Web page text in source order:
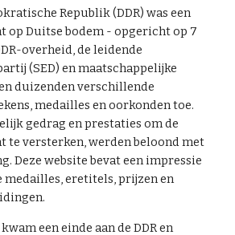
Republik (DDR) was een
op Duitse bodem - opgericht op 7
overheid, de leidende
(SED) en maatschappelijke
duizenden verschillende
medailles en oorkonden toe.
gedrag en prestaties om de
te versterken, werden beloond met
Deze website bevat een impressie
medailles, eretitels, prijzen en
een einde aan de DDR en